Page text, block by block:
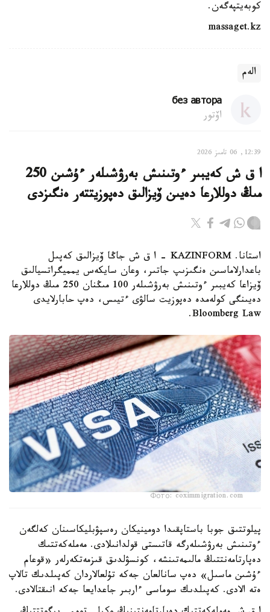
كوبەيتپەگەن.
massaget.kz
الەم
без автора
اۆتور
12:39, 06 تامىز 2026
ا ق ش كەيبىر ءوتىنىش بەرۋشىلەر ءۇشىن 250
مىڭ دوللارعا دەيىن ۆيزالىق دەپوزيتتەر ەنگىزدى
استانا. KAZINFORM – ا ق ش جاڭا ۆيزالىق كەپىل
باعدارلاماسىن ەنگىزىپ جاتىر، وعان سايكەس يمميگراتسيالىق
ۆيزاعا كەيبىر ءوتىنىش بەرۋشىلەر 100 مىڭنان 250 مىڭ دوللارعا
دەيىنگى كولەمدە دەپوزيت سالۋى ءتيىس، دەپ حابارلايدى
Bloomberg Law.
Фото: coximmigration.com
پيلوتتىق جوبا باستاپقىدا دومينيكان رەسپۋبليكاسىنان كەلگەن
ءوتىنىش بەرۋشىلەرگە قاتىستى قولدانىلادى. مەملەكەتتىك
دەپارتامەنتتىڭ مالىمەتىنشە، كونسۋلدىق قىزمەتكەرلەر «قوعام
ءۇشىن ماسىل» دەپ سانالعان جەكە تۇلعالاردان كەپىلدىك تالاپ
ەتە الادى. كەپىلدىك سوماسى ءاربىر جاعدايعا جەكە انىقتالادى.